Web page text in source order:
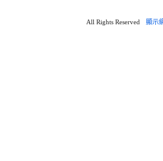
All Rights Reserved 顯示